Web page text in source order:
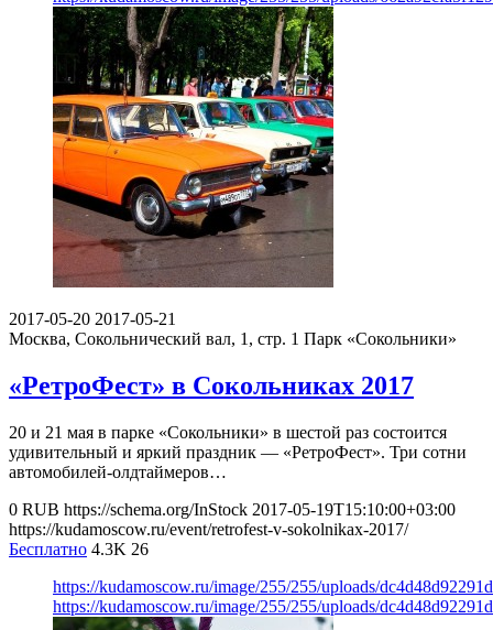
2017-05-20 2017-05-21
Москва, Сокольнический вал, 1, стр. 1 Парк «Сокольники»
«РетроФест» в Сокольниках 2017
20 и 21 мая в парке «Сокольники» в шестой раз состоится
удивительный и яркий праздник — «РетроФест». Три сотни
автомобилей-олдтаймеров…
0 RUB https://schema.org/InStock 2017-05-19T15:10:00+03:00
https://kudamoscow.ru/event/retrofest-v-sokolnikax-2017/
Бесплатно 4.3K 26
https://kudamoscow.ru/image/255/255/uploads/
https://kudamoscow.ru/image/255/255/uploads/